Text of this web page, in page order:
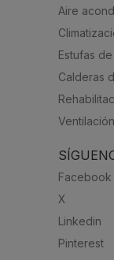
Aire
Estufas
Calderas
Facebook
X
Linkedin
Pinterest